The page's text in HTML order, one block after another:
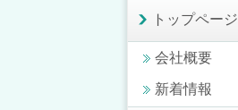
トップページ
会社概要
新着情報